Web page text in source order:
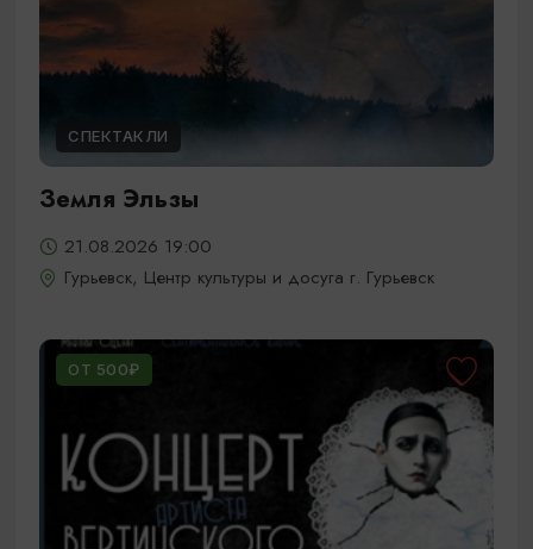
СПЕКТАКЛИ
Земля Эльзы
21.08.2026 19:00
Гурьевск, Центр культуры и досуга г. Гурьевск
ОТ 500₽